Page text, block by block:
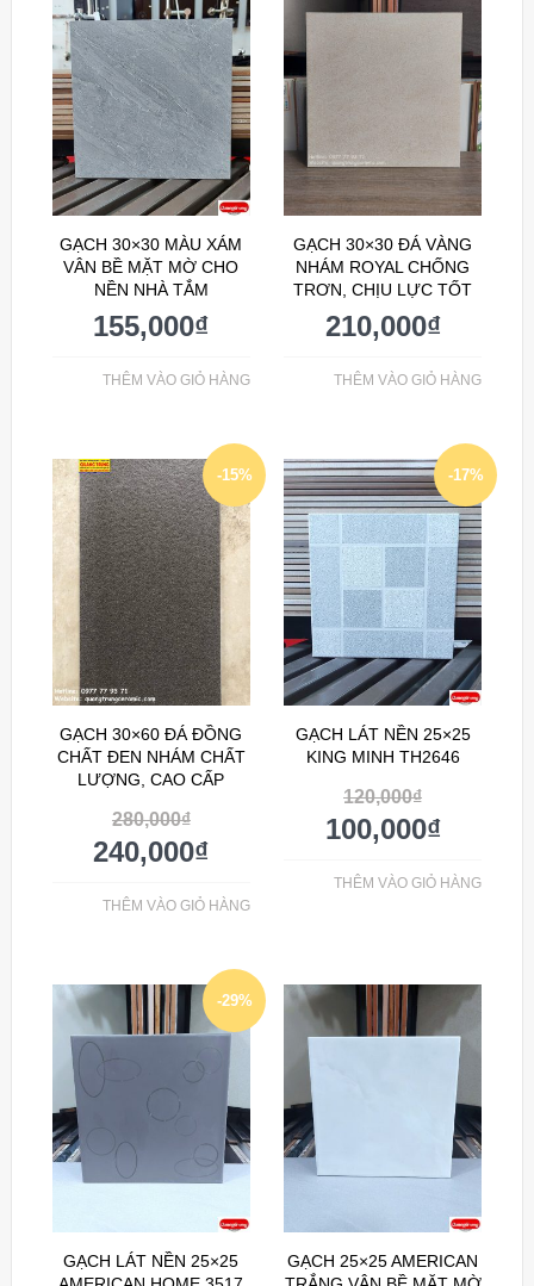
GẠCH 30×30 MÀU XÁM
VÂN BỀ MẶT MỜ CHO
NỀN NHÀ TẮM
155,000₫
THÊM VÀO GIỎ HÀNG
GẠCH 30×30 ĐÁ VÀNG
NHÁM ROYAL CHỐNG
TRƠN, CHỊU LỰC TỐT
210,000₫
THÊM VÀO GIỎ HÀNG
-15%
GẠCH 30×60 ĐÁ ĐỒNG
CHẤT ĐEN NHÁM CHẤT
LƯỢNG, CAO CẤP
280,000₫
240,000₫
THÊM VÀO GIỎ HÀNG
-17%
GẠCH LÁT NỀN 25×25
KING MINH TH2646
120,000₫
100,000₫
THÊM VÀO GIỎ HÀNG
-29%
GẠCH LÁT NỀN 25×25
GẠCH 25×25 AMERICAN